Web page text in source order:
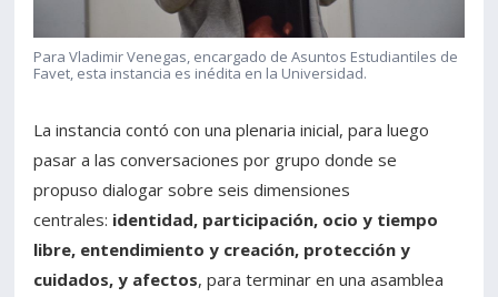
Para Vladimir Venegas, encargado de Asuntos Estudiantiles de
Favet, esta instancia es inédita en la Universidad.
La instancia contó con una plenaria inicial, para luego
pasar a las conversaciones por grupo donde se
propuso dialogar sobre seis dimensiones
centrales: identidad, participación, ocio y tiempo
libre, entendimiento y creación, protección y
cuidados, y afectos, para terminar en una asamblea